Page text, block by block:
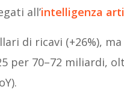
all’intelligenza
di ricavi (+26%),
per 70–72 miliardi,